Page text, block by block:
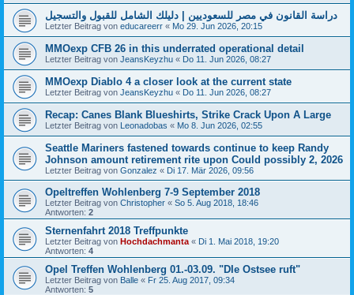
دراسة القانون في مصر للسعوديين | دليلك الشامل للقبول والتسجيل
Letzter Beitrag von educareerr « Mo 29. Jun 2026, 20:15
MMOexp CFB 26 in this underrated operational detail
Letzter Beitrag von JeansKeyzhu « Do 11. Jun 2026, 08:27
MMOexp Diablo 4 a closer look at the current state
Letzter Beitrag von JeansKeyzhu « Do 11. Jun 2026, 08:27
Recap: Canes Blank Blueshirts, Strike Crack Upon A Large
Letzter Beitrag von Leonadobas « Mo 8. Jun 2026, 02:55
Seattle Mariners fastened towards continue to keep Randy
Johnson amount retirement rite upon Could possibly 2, 2026
Letzter Beitrag von Gonzalez « Di 17. Mär 2026, 09:56
Opeltreffen Wohlenberg 7-9 September 2018
Letzter Beitrag von Christopher « So 5. Aug 2018, 18:46
Antworten: 2
Sternenfahrt 2018 Treffpunkte
Letzter Beitrag von Hochdachmanta « Di 1. Mai 2018, 19:20
Antworten: 4
Opel Treffen Wohlenberg 01.-03.09. "DIe Ostsee ruft"
Letzter Beitrag von Balle « Fr 25. Aug 2017, 09:34
Antworten: 5